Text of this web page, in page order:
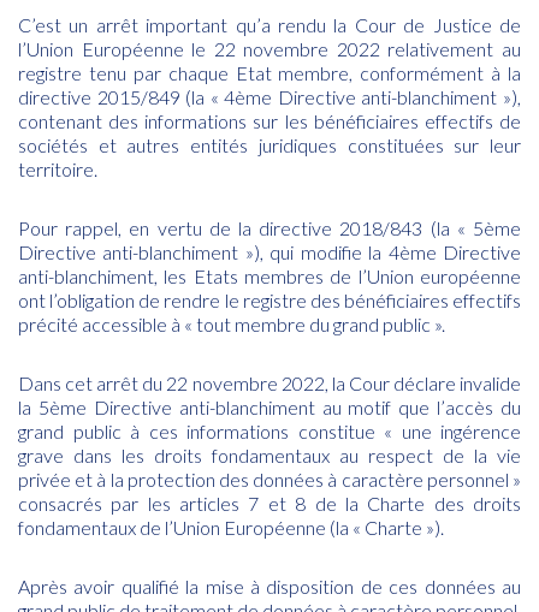
C’est un arrêt important qu’a rendu la Cour de Justice de
l’Union Européenne le 22 novembre 2022 relativement au
registre tenu par chaque Etat membre, conformément à la
directive 2015/849 (la « 4ème Directive anti-blanchiment »),
contenant des informations sur les bénéficiaires effectifs de
sociétés et autres entités juridiques constituées sur leur
territoire.
Pour rappel, en vertu de la directive 2018/843 (la « 5ème
Directive anti-blanchiment »), qui modifie la 4ème Directive
anti-blanchiment, les Etats membres de l’Union européenne
ont l’obligation de rendre le registre des bénéficiaires effectifs
précité accessible à « tout membre du grand public ».
Dans cet arrêt du 22 novembre 2022, la Cour déclare invalide
la 5ème Directive anti-blanchiment au motif que l’accès du
grand public à ces informations constitue « une ingérence
grave dans les droits fondamentaux au respect de la vie
privée et à la protection des données à caractère personnel »
consacrés par les articles 7 et 8 de la Charte des droits
fondamentaux de l’Union Européenne (la « Charte »).
Après avoir qualifié la mise à disposition de ces données au